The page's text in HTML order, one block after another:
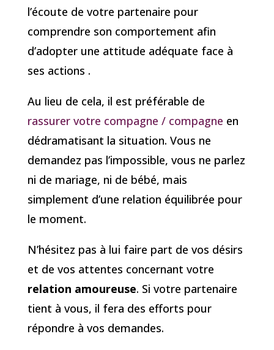
l’écoute de votre partenaire pour
comprendre son comportement afin
d’adopter une attitude adéquate face à
ses actions .
Au lieu de cela, il est préférable de
rassurer votre compagne / compagne en
dédramatisant la situation. Vous ne
demandez pas l’impossible, vous ne parlez
ni de mariage, ni de bébé, mais
simplement d’une relation équilibrée pour
le moment.
N’hésitez pas à lui faire part de vos désirs
et de vos attentes concernant votre
relation amoureuse. Si votre partenaire
tient à vous, il fera des efforts pour
répondre à vos demandes.